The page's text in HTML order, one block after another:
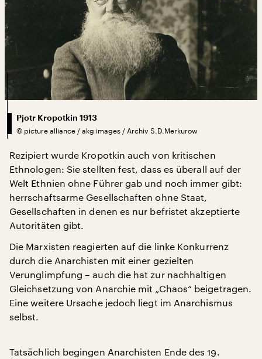
Pjotr Kropotkin 1913
© picture alliance / akg images / Archiv S.D.Merkurow
Rezipiert wurde Kropotkin auch von kritischen
Ethnologen: Sie stellten fest, dass es überall auf der
Welt Ethnien ohne Führer gab und noch immer gibt:
herrschaftsarme Gesellschaften ohne Staat,
Gesellschaften in denen es nur befristet akzeptierte
Autoritäten gibt.
Die Marxisten reagierten auf die linke Konkurrenz
durch die Anarchisten mit einer gezielten
Verunglimpfung – auch die hat zur nachhaltigen
Gleichsetzung von Anarchie mit „Chaos“ beigetragen.
Eine weitere Ursache jedoch liegt im Anarchismus
selbst.
Tatsächlich begingen Anarchisten Ende des 19.